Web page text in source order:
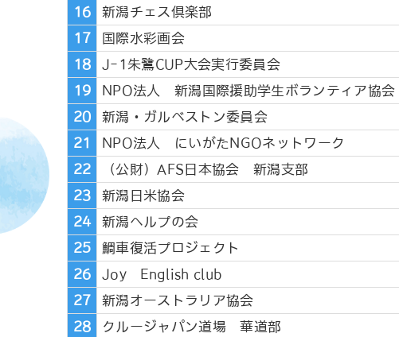
16 新潟チェス倶楽部
17 国際水彩画会
18 J-1朱鷺CUP大会実行委員会
19 NPO法人 新潟国際援助学生ボランティア協会
20 新潟・ガルベストン委員会
21 NPO法人 にいがたNGOネットワーク
22 （公財）AFS日本協会 新潟支部
23 新潟日米協会
24 新潟ヘルプの会
25 鯛車復活プロジェクト
26 Joy English club
27 新潟オーストラリア協会
28 クルージャパン道場 華道部